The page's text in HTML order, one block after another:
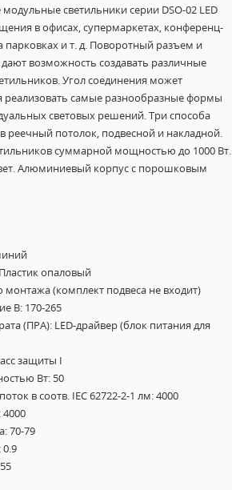
светильники серии DSO-02 LED
в офисах, супермаркетах, конференц-
парковках и т. д. Поворотный разъем и
возможность создавать различные
Угол соединения может
реализовать самые разнообразные формы
световых решений. Три способа
реечный потолок, подвесной и накладной.
суммарной мощностью до 1000 Вт.
Алюминиевый корпус с порошковым
опаловый
монтажа (комплект подвеса не входит)
В: 170-265
(ПРА): LED-драйвер (блок питания для
защиты I
Вт: 50
в соотв. IEC 62722-2-1 лм: 4000
70-79